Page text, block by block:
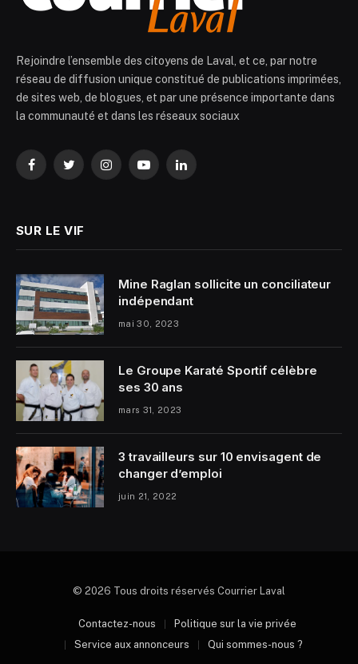
Rejoindre l’ensemble des citoyens de Laval, et ce, par notre
réseau de diffusion unique constitué de publications imprimées,
de sites web, de blogues, et par une présence importante dans
la communauté et dans les réseaux sociaux
FacebookTwitterInstagramYouTubeLinkedIn
SUR LE VIF
Mine Raglan sollicite un conciliateur
indépendant
mai 30, 2023
Le Groupe Karaté Sportif célèbre
ses 30 ans
mars 31, 2023
3 travailleurs sur 10 envisagent de
changer d’emploi
juin 21, 2022
© 2026 Tous droits réservés Courrier Laval
Contactez-nous
Politique sur la vie privée
Service aux annonceurs
Qui sommes-nous ?